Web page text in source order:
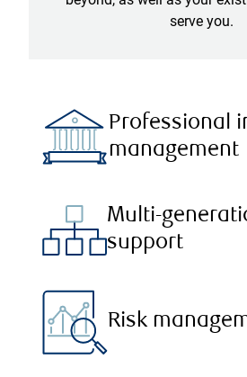
serve you.
Professional
management
Multi-
support
Risk